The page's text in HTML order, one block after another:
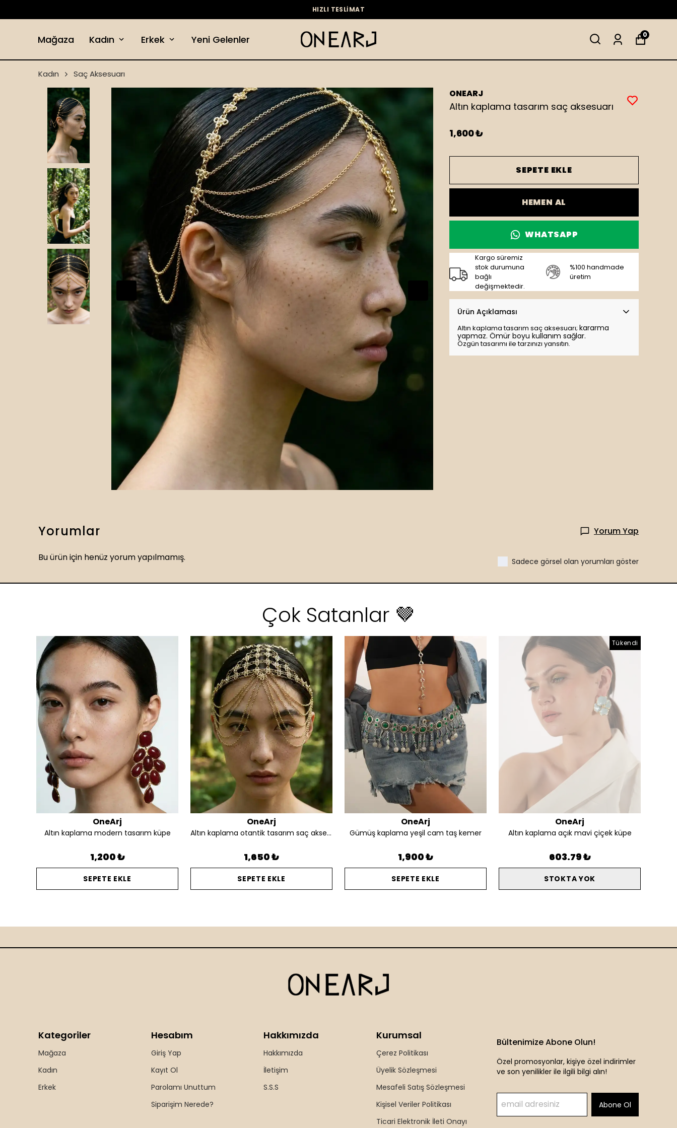
HIZLI TESLİMAT
Mağaza Kadın Erkek Yeni Gelenler 0
Kadın Saç Aksesuarı
ONEARJ
Altın kaplama tasarım saç aksesuarı
1,600 ₺
SEPETE EKLE
HEMEN AL
WHATSAPP
Kargo süremiz
stok durumuna
bağlı
değişmektedir.
%100 handmade
üretim
Ürün Açıklaması
Altın kaplama tasarım saç aksesuarı; kararma
yapmaz. Ömür boyu kullanım sağlar.
Özgün tasarımı ile tarzınızı yansıtın.
Yorumlar Yorum Yap
Bu ürün için henüz yorum yapılmamış. Sadece görsel olan yorumları göster
Çok Satanlar 🤎
OneArj
Altın kaplama modern tasarım küpe
1,200 ₺
SEPETE EKLE
OneArj
Altın kaplama otantik tasarım saç aksesuarı
1,650 ₺
SEPETE EKLE
OneArj
Gümüş kaplama yeşil cam taş kemer
1,900 ₺
SEPETE EKLE
Tükendi
OneArj
Altın kaplama açık mavi çiçek küpe
603.79 ₺
STOKTA YOK
Kategoriler
Mağaza
Kadın
Erkek
Hesabım
Giriş Yap
Kayıt Ol
Parolamı Unuttum
Siparişim Nerede?
Hakkımızda
Hakkımızda
İletişim
S.S.S
Kurumsal
Çerez Politikası
Üyelik Sözleşmesi
Mesafeli Satış Sözleşmesi
Kişisel Veriler Politikası
Ticari Elektronik İleti Onayı
Bültenimize Abone Olun!
Özel promosyonlar, kişiye özel indirimler
ve son yenilikler ile ilgili bilgi alın!
Abone Ol